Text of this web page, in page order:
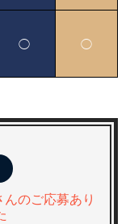
◯ ◯
のご応募あり